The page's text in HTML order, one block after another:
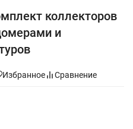
коллекторов
и
Избранное Сравнение